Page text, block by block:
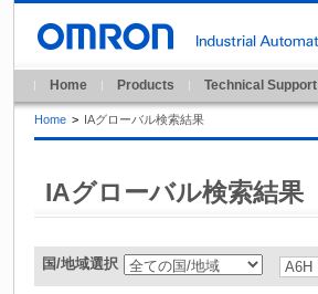
Home Products Technical Support
Home > IAグローバル検索結果
IAグローバル検索結果
国/地域選択